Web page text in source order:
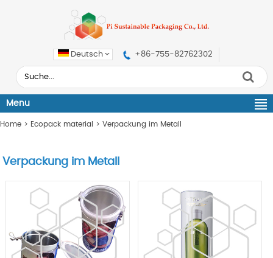
Deutsch +86-755-82762302
Menu
Home > Ecopack material > Verpackung im Metall
Verpackung im Metall